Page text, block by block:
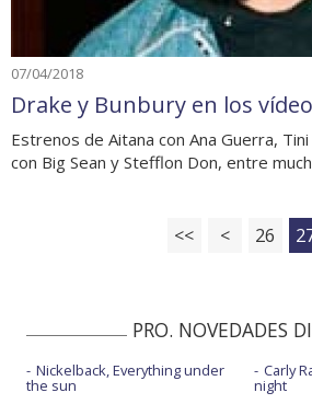
07/04/2018
Drake y Bunbury en los
Estrenos de Aitana con Ana Guerra,
con Big Sean y Stefflon Don, entre
<< < 26
PRO. NOVEDADES
Nickelback, Everything under
the sun
Carly
night